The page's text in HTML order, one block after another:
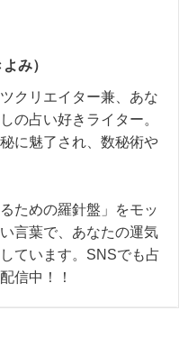
み）
クリエイター兼、あな
の占い好きライター。
に魅了され、数秘術や
ための羅針盤」をモッ
言葉で、あなたの運気
ています。SNSでも占
信中！！